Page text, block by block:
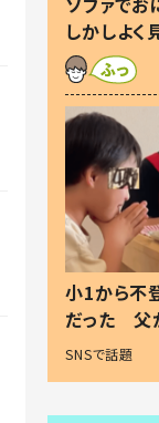
しかしよく
察した母の
す！」「現行
小1から不
だった 父
る理由と
SNSで話題